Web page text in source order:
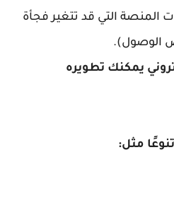
المنصة التي قد تتغير فجأة
الوصول).
يمكنك تطويره
تنوعًا مثل: